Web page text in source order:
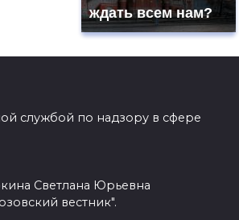
ждать всем нам?
службой по надзору в сфере
Светлана Юрьевна
вестник".